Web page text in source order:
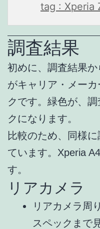
tag : Xperia
調査結果
初めに、調査結果
がキャリア・メー
クです。緑色が、
クになります。
比較のため、同様
ています。Xperia
す。
リアカメラ
リアカメラ周
スペックまで